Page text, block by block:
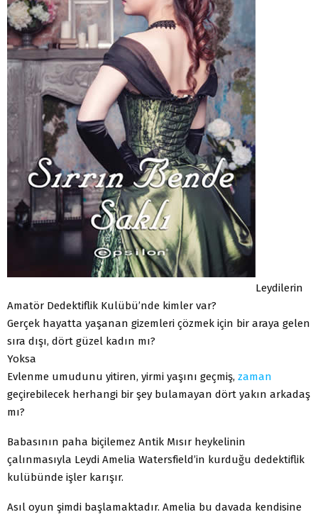
Leydilerin
Amatör Dedektiflik Kulübü’nde kimler var?
Gerçek hayatta yaşanan gizemleri çözmek için bir araya gelen
sıra dışı, dört güzel kadın mı?
Yoksa
Evlenme umudunu yitiren, yirmi yaşını geçmiş, zaman
geçirebilecek herhangi bir şey bulamayan dört yakın arkadaş
mı?
Babasının paha biçilemez Antik Mısır heykelinin
çalınmasıyla Leydi Amelia Watersfield’in kurduğu dedektiflik
kulübünde işler karışır.
Asıl oyun şimdi başlamaktadır. Amelia bu davada kendisine